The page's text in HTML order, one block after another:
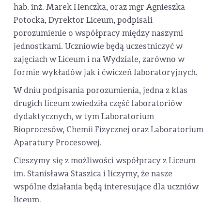
hab. inż. Marek Henczka, oraz mgr Agnieszka
Potocka, Dyrektor Liceum, podpisali
porozumienie o współpracy między naszymi
jednostkami. Uczniowie będą uczestniczyć w
zajęciach w Liceum i na Wydziale, zarówno w
formie wykładów jak i ćwiczeń laboratoryjnych.
W dniu podpisania porozumienia, jedna z klas
drugich liceum zwiedziła część laboratoriów
dydaktycznych, w tym Laboratorium
Bioprocesów, Chemii Fizycznej oraz Laboratorium
Aparatury Procesowej.
Cieszymy się z możliwości współpracy z Liceum
im. Stanisława Staszica i liczymy, że nasze
wspólne działania będą interesujące dla uczniów
liceum.